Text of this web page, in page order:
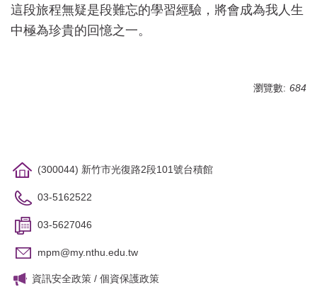
這段旅程無疑是段難忘的學習經驗，將會成為我人生
中極為珍貴的回憶之一。
瀏覽數: 684
(300044) 新竹市光復路2段101號台積館
03-5162522
03-5627046
mpm@my.nthu.edu.tw
資訊安全政策 / 個資保護政策